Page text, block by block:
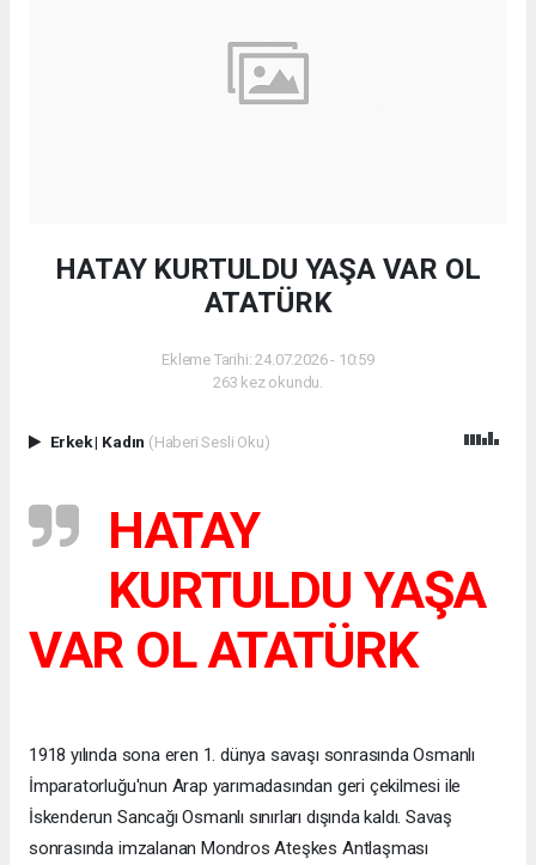
HATAY KURTULDU YAŞA VAR OL
ATATÜRK
Ekleme Tarihi: 24.07.2026 - 10:59
263 kez okundu.
Erkek| Kadın (Haberi Sesli Oku)
HATAY
KURTULDU YAŞA
VAR OL ATATÜRK
1918 yılında sona eren 1. dünya savaşı sonrasında Osmanlı
İmparatorluğu'nun Arap yarımadasından geri çekilmesi ile
İskenderun Sancağı Osmanlı sınırları dışında kaldı. Savaş
sonrasında imzalanan Mondros Ateşkes Antlaşması